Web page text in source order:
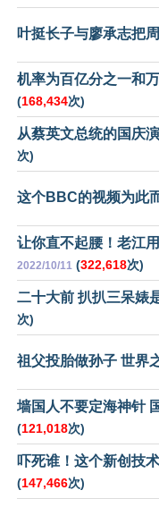
叶挺长子与廖承志把
机率为百亿分之一和
(168,434次)
从蔡英文总统的国庆
次)
这个BBC的视频为此
让你直不起腰！老江
2022/10/11 (322,618次)
二十大前 扒扒三呆婊
次)
祖父投胎做孙子 世界
墙国人不要定海神针
(121,018次)
吓死谁！这个新创技
(147,466次)